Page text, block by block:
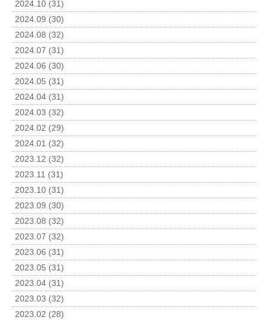
2024.10 (31)
2024.09 (30)
2024.08 (32)
2024.07 (31)
2024.06 (30)
2024.05 (31)
2024.04 (31)
2024.03 (32)
2024.02 (29)
2024.01 (32)
2023.12 (32)
2023.11 (31)
2023.10 (31)
2023.09 (30)
2023.08 (32)
2023.07 (32)
2023.06 (31)
2023.05 (31)
2023.04 (31)
2023.03 (32)
2023.02 (28)